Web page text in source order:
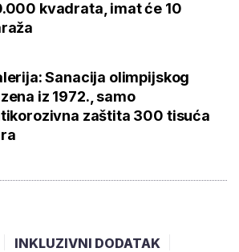
kvadrata, imat će 10
Sanacija olimpijskog
iz 1972., samo
zaštita 300 tisuća
INKLUZIVNI DODATAK